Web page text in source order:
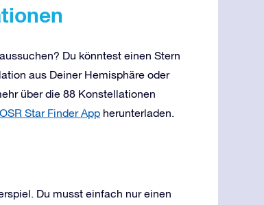
Du könntest einen Stern
aus Deiner Hemisphäre oder
über die 88 Konstellationen
Star Finder App herunterladen.
Du musst einfach nur einen